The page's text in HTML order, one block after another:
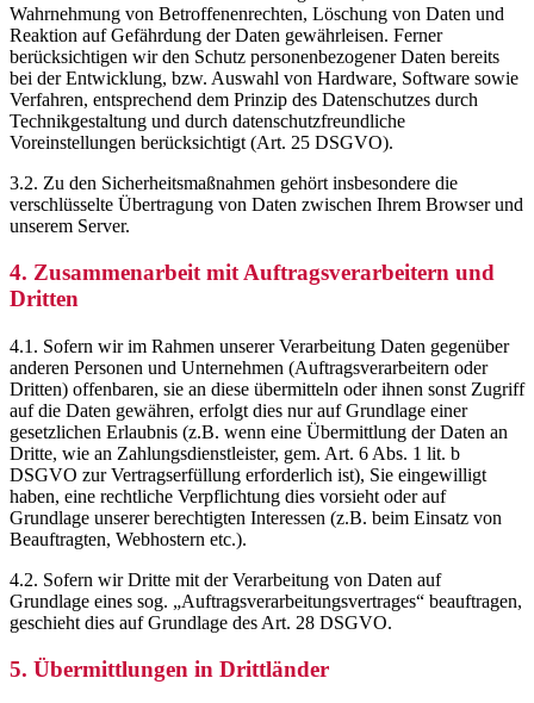
Wahrnehmung von Betroffenenrechten, Löschung von Daten und
Reaktion auf Gefährdung der Daten gewährleisen. Ferner
berücksichtigen wir den Schutz personenbezogener Daten bereits
bei der Entwicklung, bzw. Auswahl von Hardware, Software sowie
Verfahren, entsprechend dem Prinzip des Datenschutzes durch
Technikgestaltung und durch datenschutzfreundliche
Voreinstellungen berücksichtigt (Art. 25 DSGVO).
3.2. Zu den Sicherheitsmaßnahmen gehört insbesondere die
verschlüsselte Übertragung von Daten zwischen Ihrem Browser und
unserem Server.
4. Zusammenarbeit mit Auftragsverarbeitern und
Dritten
4.1. Sofern wir im Rahmen unserer Verarbeitung Daten gegenüber
anderen Personen und Unternehmen (Auftragsverarbeitern oder
Dritten) offenbaren, sie an diese übermitteln oder ihnen sonst Zugriff
auf die Daten gewähren, erfolgt dies nur auf Grundlage einer
gesetzlichen Erlaubnis (z.B. wenn eine Übermittlung der Daten an
Dritte, wie an Zahlungsdienstleister, gem. Art. 6 Abs. 1 lit. b
DSGVO zur Vertragserfüllung erforderlich ist), Sie eingewilligt
haben, eine rechtliche Verpflichtung dies vorsieht oder auf
Grundlage unserer berechtigten Interessen (z.B. beim Einsatz von
Beauftragten, Webhostern etc.).
4.2. Sofern wir Dritte mit der Verarbeitung von Daten auf
Grundlage eines sog. „Auftragsverarbeitungsvertrages“ beauftragen,
geschieht dies auf Grundlage des Art. 28 DSGVO.
5. Übermittlungen in Drittländer